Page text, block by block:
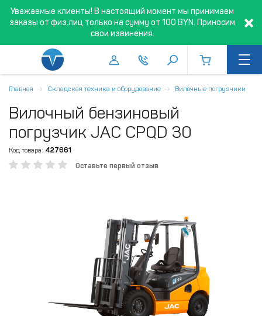
Уважаемые клиенты! В настоящий момент мы принимаем
заказы от физ.лиц только на сумму от 100 BYN. Приносим
свои извинения.
Главная Складская техника и оборудование Вилочные погрузчики
Вилочный бензиновый
погрузчик JAC CPQD 30
Код товара: 427661
Оставьте первый отзыв